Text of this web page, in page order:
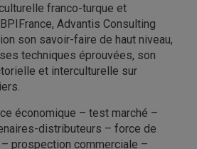
franco-turque et
Advantis Consulting
son savoir-faire de haut niveau,
techniques éprouvées, son
et interculturelle sur
économique – test marché –
distributeurs – force de
prospection commerciale –